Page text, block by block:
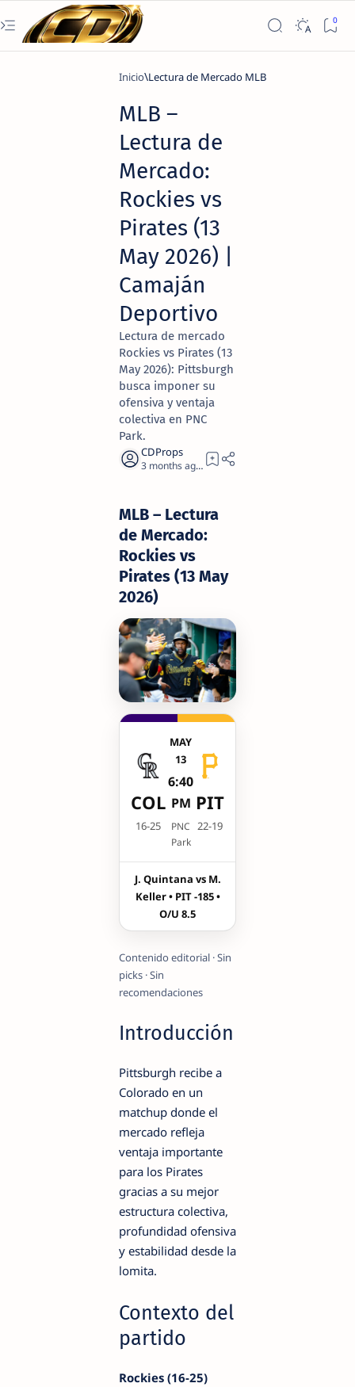
Inicio Lectura de Mercado MLB
MLB –
Lectura de
Mercado:
Rockies vs
Pirates (13
May 2026) |
Camaján
Deportivo
Lectura de mercado
Rockies vs Pirates (13
May 2026): Pittsburgh
busca imponer su
ofensiva y ventaja
colectiva en PNC
Park.
3 months ago 2
MLB – Lectura
de Mercado:
Rockies vs
Pirates (13 May
2026)
COL
16-25
MAY
13
6:40
PM
PNC
Park
PIT
22-19
J. Quintana vs M.
Keller • PIT -185 •
O/U 8.5
Contenido editorial · Sin
picks · Sin
recomendaciones
Introducción
Pittsburgh recibe a
Colorado en un
matchup donde el
mercado refleja
ventaja importante
para los Pirates
gracias a su mejor
estructura colectiva,
profundidad ofensiva
y estabilidad desde la
lomita.
Contexto del
partido
Rockies (16-25)